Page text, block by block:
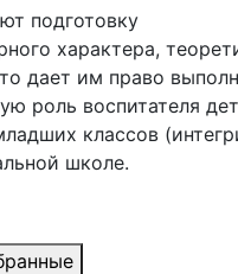
подготовку
характера,
дает им право
роль воспитателя
классов
школе.